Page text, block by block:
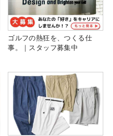
ゴルフの熱狂を、つくる仕
事。｜スタッフ募集中